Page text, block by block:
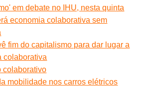
em debate no IHU, nesta quinta
economia colaborativa sem
fim do capitalismo para dar lugar a
colaborativa
colaborativo
mobilidade nos carros elétricos